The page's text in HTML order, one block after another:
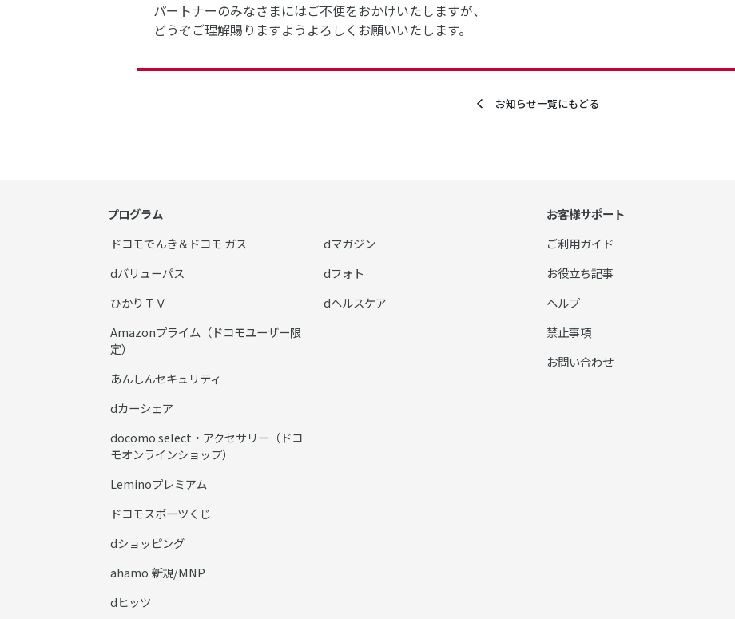
パートナーのみなさまにはご不便をおかけいたしますが、
どうぞご理解賜りますようよろしくお願いいたします。
お知らせ一覧にもどる
プログラム
ドコモでんき＆ドコモ ガス
dバリューパス
ひかりＴＶ
Amazonプライム（ドコモユーザー限
定）
あんしんセキュリティ
dカーシェア
docomo select・アクセサリー（ドコ
モオンラインショップ）
Leminoプレミアム
ドコモスポーツくじ
dショッピング
ahamo 新規/MNP
dヒッツ
dマガジン
dフォト
dヘルスケア
お客様サポート
ご利用ガイド
お役立ち記事
ヘルプ
禁止事項
お問い合わせ